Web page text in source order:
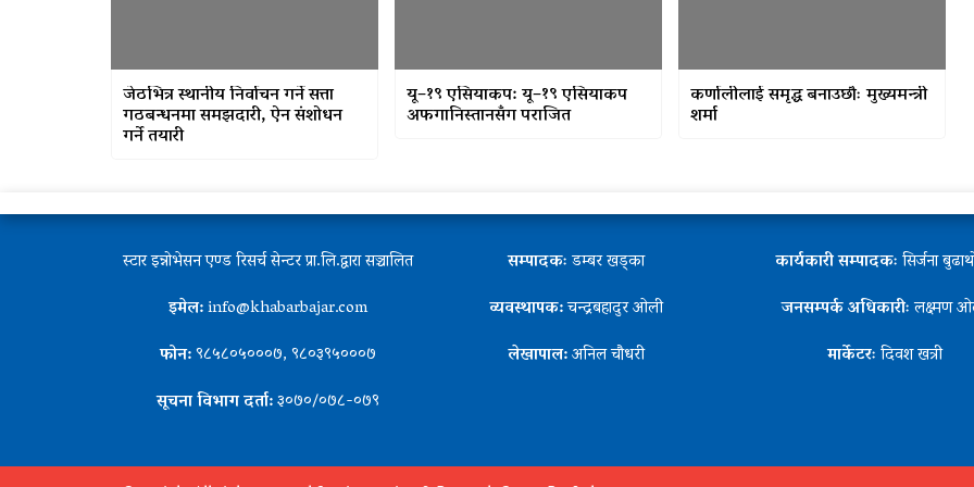
जेठभित्र स्थानीय निर्वाचन गर्ने सत्ता
गठबन्धनमा समझदारी, ऐन संशोधन
गर्ने तयारी
यू–१९ एसियाकप: यू–१९ एसियाकप
अफगानिस्तानसँग पराजित
कर्णालीलाई समृद्ध बनाउछौः मुख्यमन्त्री
शर्मा
स्टार इन्नोभेसन एण्ड रिसर्च सेन्टर प्रा.लि.द्वारा सञ्चालित
इमेल:info@khabarbajar.com
फोन:९८५८०५०००७, ९८०३९५०००७
सूचना विभाग दर्ता:३०७०/०७८-०७९
सम्पादकःडम्बर खड्का
व्यवस्थापक:चन्द्रबहादुर ओली
लेखापाल:अनिल चौधरी
कार्यकारी सम्पादकःसिर्जना
जनसम्पर्क अधिकारीःलक्ष्मण
मार्केटरःदिवश खत्री